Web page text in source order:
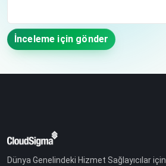
İnceleme için gönder
Dünya Genelindeki Hizmet Sağlayıcılar için